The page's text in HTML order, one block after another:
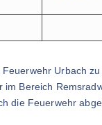
Urbach zu
im Bereich
die Feuerwehr